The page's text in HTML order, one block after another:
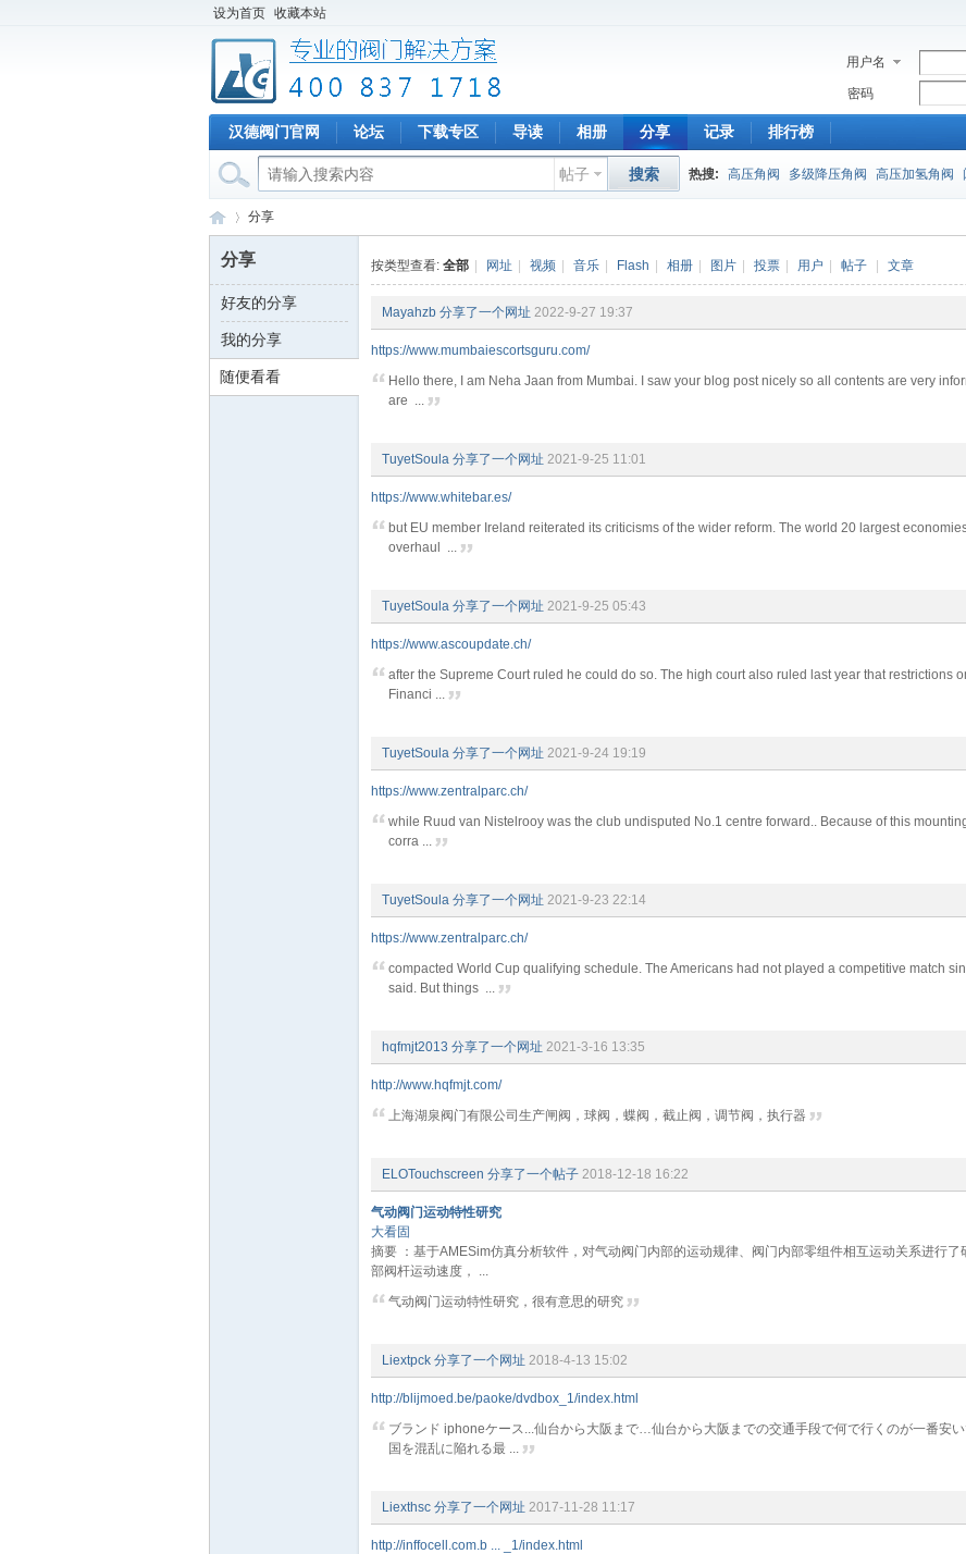
设为首页 收藏本站
用户名
密码
汉德阀门官网 论坛 下载专区 导读 相册 分享 记录 排行榜
帖子 搜索 热搜: 高压角阀 多级降压角阀 高压加氢角阀
专 ›
分享
分享
好友的分享
我的分享
随便看看
按类型查看: 全部 网址 视频 音乐 Flash 相册 图片 投票 用户 帖子 文章
Mayahzb 分享了一个网址 2022-9-27 19:37
https://www.mumbaiescortsguru.com/
Hello there, I am Neha Jaan from Mumbai. I saw your blog post nicely so all contents are very
are ...
TuyetSoula 分享了一个网址 2021-9-25 11:01
https://www.whitebar.es/
but EU member Ireland reiterated its criticisms of the wider reform. The world 20 largest
overhaul ...
TuyetSoula 分享了一个网址 2021-9-25 05:43
https://www.ascoupdate.ch/
after the Supreme Court ruled he could do so. The high court also ruled last year that restrictions
Financi ...
TuyetSoula 分享了一个网址 2021-9-24 19:19
https://www.zentralparc.ch/
while Ruud van Nistelrooy was the club undisputed No.1 centre forward.. Because of this
corra ...
TuyetSoula 分享了一个网址 2021-9-23 22:14
https://www.zentralparc.ch/
compacted World Cup qualifying schedule. The Americans had not played a competitive match
said. But things ...
hqfmjt2013 分享了一个网址 2021-3-16 13:35
http://www.hqfmjt.com/
上海湖泉阀门有限公司生产闸阀，球阀，蝶阀，截止阀，调节阀，执行器
ELOTouchscreen 分享了一个帖子 2018-12-18 16:22
气动阀门运动特性研究
大看固
摘要 ：基于AMESim仿真分析软件，对气动阀门内部的运动规律、阀门内部零组件相互运动关系进行
部阀杆运动速度， ...
气动阀门运动特性研究，很有意思的研究
Liextpck 分享了一个网址 2018-4-13 15:02
http://blijmoed.be/paoke/dvdbox_1/index.html
ブランド iphoneケース...仙台から大阪まで…仙台から大阪までの交通手段で何で行くのが一番安
国を混乱に陥れる最 ...
Liexthsc 分享了一个网址 2017-11-28 11:17
http://inffocell.com.b ... _1/index.html